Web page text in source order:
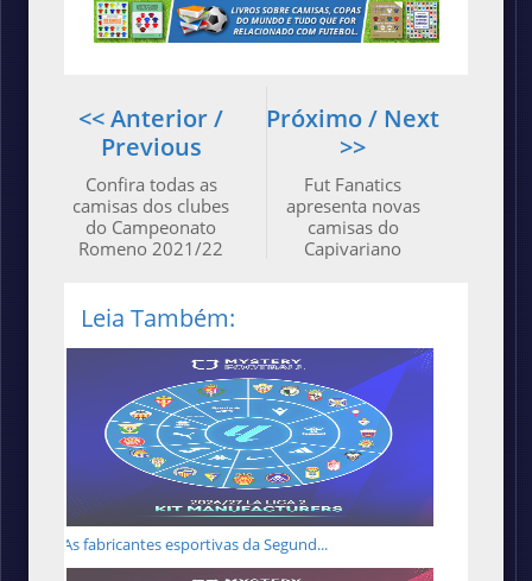
Próximo / Next
>>
Fut Fanatics
apresenta novas
camisas do
Capivariano
<< Anterior /
Previous
Confira todas as
camisas dos clubes
do Campeonato
Romeno 2021/22
Leia Também:
As fabricantes esportivas da Segund...